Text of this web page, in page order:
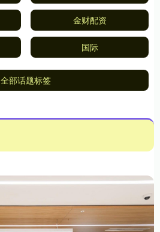
金财配资
国际
全部话题标签